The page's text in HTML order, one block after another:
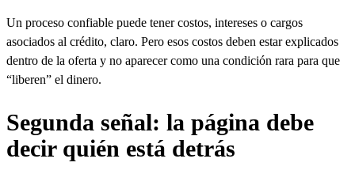
Un proceso confiable puede tener costos, intereses o cargos
asociados al crédito, claro. Pero esos costos deben estar explicados
dentro de la oferta y no aparecer como una condición rara para que
“liberen” el dinero.
Segunda señal: la página debe
decir quién está detrás